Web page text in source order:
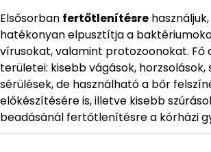
Elsősorban fertőtlenítésre
hatékonyan elpusztítja a
vírusokat, valamint protozoonokat. Fő
területei: kisebb vágások, horzsolások,
sérülések, de használható a bőr
előkészítésére is, illetve kisebb
beadásánál fertőtlenítésre a kórházi